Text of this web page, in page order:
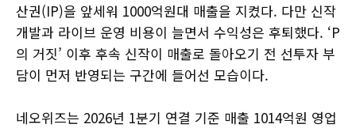
산권(IP)을 앞세워 1000억원대 매출을 지켰다. 다만 신작
개발과 라이브 운영 비용이 늘면서 수익성은 후퇴했다. ‘P
의 거짓’ 이후 후속 신작이 매출로 돌아오기 전 선투자 부
담이 먼저 반영되는 구간에 들어선 모습이다.
네오위즈는 2026년 1분기 연결 기준 매출 1014억원 영업